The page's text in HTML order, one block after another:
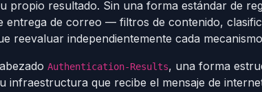
propio resultado. Sin una forma estándar de
entrega de correo — filtros de contenido,
reevaluar independientemente cada
Authentication-Results, una forma
que recibe el mensaje de